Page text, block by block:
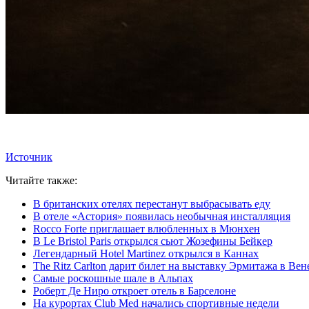
Источник
Читайте также:
В британских отелях перестанут выбрасывать еду
В отеле «Астория» появилась необычная инсталляция
Rocco Forte приглашает влюбленных в Мюнхен
В Le Bristol Paris открылся сьют Жозефины Бейкер
Легендарный Hotel Martinez открылся в Каннах
The Ritz Carlton дарит билет на выставку Эрмитажа в
Самые роскошные шале в Альпах
Роберт Де Ниро откроет отель в Барселоне
На курортах Club Med начались спортивные недели